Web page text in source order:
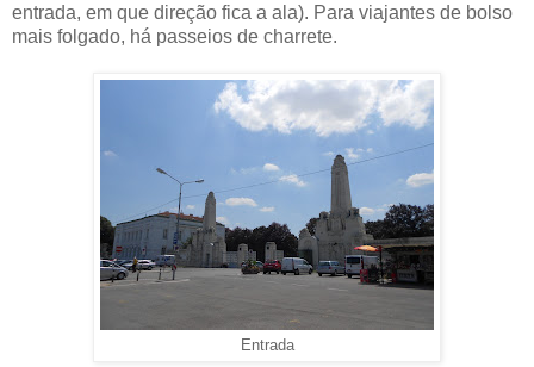
entrada, em que direção fica a ala). Para viajantes de bolso
mais folgado, há passeios de charrete.
Entrada